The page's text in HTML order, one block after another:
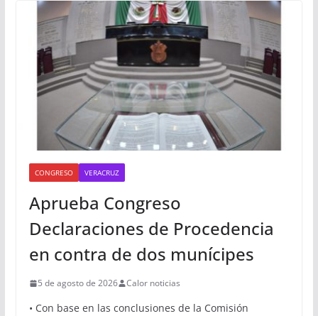
CONGRESO VERACRUZ
Aprueba Congreso
Declaraciones de Procedencia
en contra de dos munícipes
5 de agosto de 2026 Calor noticias
• Con base en las conclusiones de la Comisión